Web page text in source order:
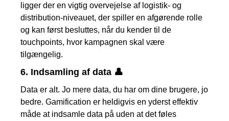
ligger der en vigtig overvejelse af logistik- og
distribution-niveauet, der spiller en afgørende rolle
og kan først besluttes, når du kender til de
touchpoints, hvor kampagnen skal være
tilgængelig.
6. Indsamling af data 👤
Data er alt. Jo mere data, du har om dine brugere, jo
bedre. Gamification er heldigvis en yderst effektiv
måde at indsamle data på uden at det føles